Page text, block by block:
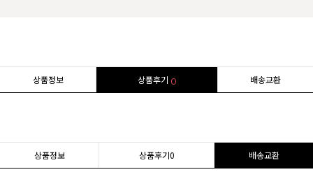
상품정보 상품후기 0 배송교환
상품정보 상품후기0 배송교환